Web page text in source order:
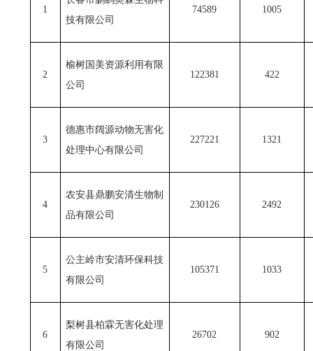
1
技有限公司
74589 1005
2
榆树国美资源利用有限
公司
122381 422
3
德惠市阔源动物无害化
处理中心有限公司
227221 1321
4
农安县鼎鹏安清生物制
品有限公司
230126 2492
5
公主岭市安清环保科技
有限公司
105371 1033
6
梨树县柏霖无害化处理
有限公司
26702 902